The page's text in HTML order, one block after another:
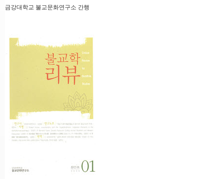
금강대학교 불교문화연구소 간행